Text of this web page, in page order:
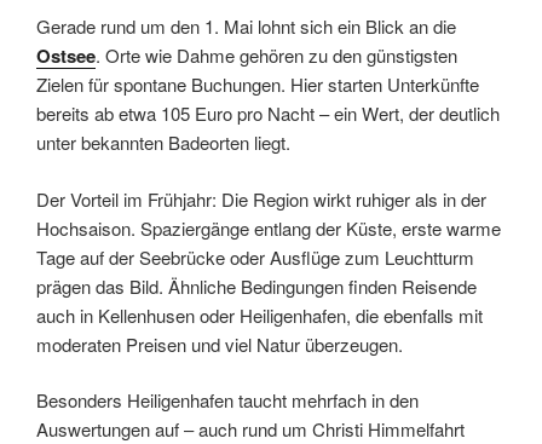
Gerade rund um den 1. Mai lohnt sich ein Blick an die
Ostsee. Orte wie Dahme gehören zu den günstigsten
Zielen für spontane Buchungen. Hier starten Unterkünfte
bereits ab etwa 105 Euro pro Nacht – ein Wert, der deutlich
unter bekannten Badeorten liegt.
Der Vorteil im Frühjahr: Die Region wirkt ruhiger als in der
Hochsaison. Spaziergänge entlang der Küste, erste warme
Tage auf der Seebrücke oder Ausflüge zum Leuchtturm
prägen das Bild. Ähnliche Bedingungen finden Reisende
auch in Kellenhusen oder Heiligenhafen, die ebenfalls mit
moderaten Preisen und viel Natur überzeugen.
Besonders Heiligenhafen taucht mehrfach in den
Auswertungen auf – auch rund um Christi Himmelfahrt